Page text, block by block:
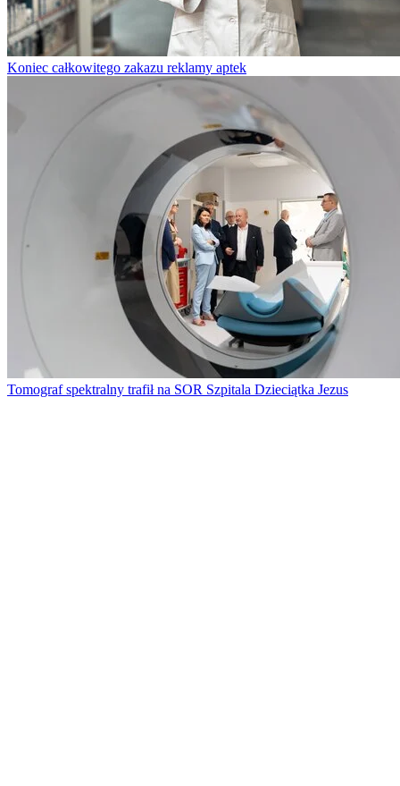
Koniec całkowitego zakazu reklamy aptek
Tomograf spektralny trafił na SOR Szpitala Dzieciątka Jezus